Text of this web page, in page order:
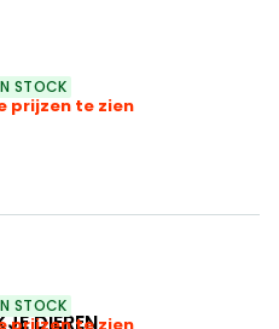
STOCK
prijzen te zien
DIEREN
STOCK
prijzen te zien